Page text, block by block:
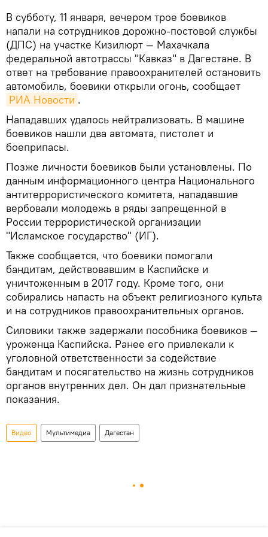
В субботу, 11 января, вечером трое боевиков
напали на сотрудников дорожно-постовой службы
(ДПС) на участке Кизилюрт — Махачкала
федеральной автотрассы "Кавказ" в Дагестане. В
ответ на требование правоохранителей остановить
автомобиль, боевики открыли огонь, сообщает
РИА Новости .
Нападавших удалось нейтрализовать. В машине
боевиков нашли два автомата, пистолет и
боеприпасы.
Позже личности боевиков были установлены. По
данным информационного центра Национального
антитеррористического комитета, нападавшие
вербовали молодежь в ряды запрещенной в
России террористической организации
"Исламское государство" (ИГ).
Также сообщается, что боевики помогали
бандитам, действовавшим в Каспийске и
уничтоженным в 2017 году. Кроме того, они
собирались напасть на объект религиозного культа
и на сотрудников правоохранительных органов.
Силовики также задержали пособника боевиков —
уроженца Каспийска. Ранее его привлекали к
уголовной ответственности за содействие
бандитам и посягательство на жизнь сотрудников
органов внутренних дел. Он дал признательные
показания.
Видео Мультимедиа Дагестан